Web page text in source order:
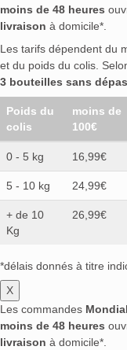
moins de 48 heures
livraison à domicile*.
Les tarifs dépendent du
et du poids du colis.
3 bouteilles sans
Poids du
colis
moins de
100€
0 - 5 kg 16,99€
5 - 10 kg 24,99€
+ de 10
Kg
26,99€
*délais donnés à titre
X
Les commandes
moins de 48 heures
livraison à domicile*.